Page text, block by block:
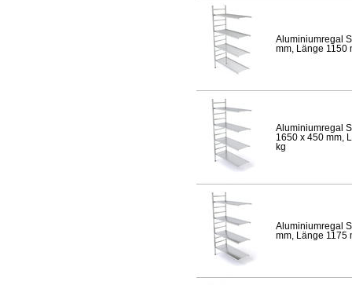
Aluminiumregal
mm, Länge 1150
Aluminiumregal
1650 x 450 mm,
kg
Aluminiumregal
mm, Länge 1175